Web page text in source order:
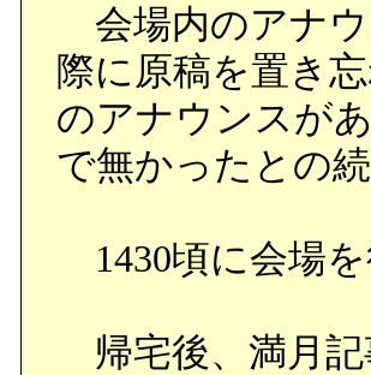
会場内のアナ
際に原稿を置き
のアナウンスが
で無かったとの
1430頃に会場
帰宅後、満月記